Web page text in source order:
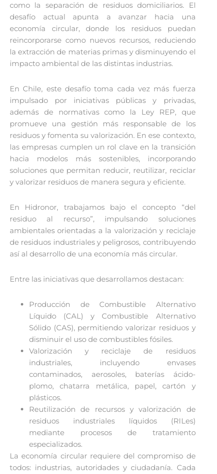
como la separación de residuos domiciliarios. El
desafío actual apunta a avanzar hacia una
economía circular, donde los residuos puedan
reincorporarse como nuevos recursos, reduciendo
la extracción de materias primas y disminuyendo el
impacto ambiental de las distintas industrias.
En Chile, este desafío toma cada vez más fuerza
impulsado por iniciativas públicas y privadas,
además de normativas como la Ley REP, que
promueve una gestión más responsable de los
residuos y fomenta su valorización. En ese contexto,
las empresas cumplen un rol clave en la transición
hacia modelos más sostenibles, incorporando
soluciones que permitan reducir, reutilizar, reciclar
y valorizar residuos de manera segura y eficiente.
En Hidronor, trabajamos bajo el concepto “del
residuo al recurso”, impulsando soluciones
ambientales orientadas a la valorización y reciclaje
de residuos industriales y peligrosos, contribuyendo
así al desarrollo de una economía más circular.
Entre las iniciativas que desarrollamos destacan:
Producción de Combustible Alternativo
Líquido (CAL) y Combustible Alternativo
Sólido (CAS), permitiendo valorizar residuos y
disminuir el uso de combustibles fósiles.
Valorización y reciclaje de residuos
industriales, incluyendo envases
contaminados, aerosoles, baterías ácido-
plomo, chatarra metálica, papel, cartón y
plásticos.
Reutilización de recursos y valorización de
residuos industriales líquidos (RILes)
mediante procesos de tratamiento
especializados.
La economía circular requiere del compromiso de
todos: industrias, autoridades y ciudadanía. Cada